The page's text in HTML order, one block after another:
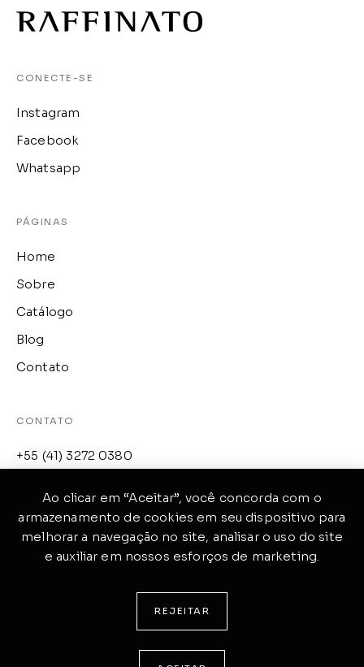
CONECTE-SE
Instagram
Facebook
Whatsapp
PÁGINAS
Home
Sobre
Catálogo
Blog
Contato
CONTATO
+55 (41) 3272 0380
Av. Manoel Ribas, 4744
Santa Felicidade
Ao clicar em “Aceitar”, você concorda com o
armazenamento de cookies em seu dispositivo para
melhorar a navegação no site, analisar o uso do site
e auxiliar em nossos esforços de marketing.
REJEITAR